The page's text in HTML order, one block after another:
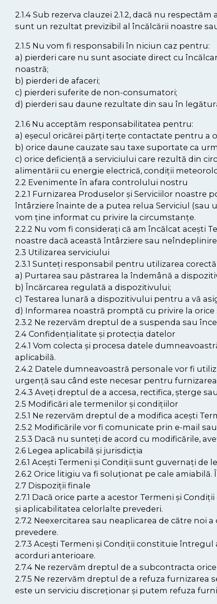
2.1.4 Sub rezerva clauzei 2.1.2, dacă nu
sunt un rezultat previzibil al încălcării noastre
2.1.5 Nu vom fi responsabili în niciun caz pentru:
a) pierderi care nu sunt asociate direct cu
noastră;
b) pierderi de afaceri;
c) pierderi suferite de non-consumatori;
d) pierderi sau daune rezultate din sau în
2.1.6 Nu acceptăm responsabilitatea pentru:
a) eșecul oricărei părți terțe contactate pentru a
b) orice daune cauzate sau taxe suportate ca
c) orice deficiență a serviciului care rezultă din
alimentării cu energie electrică, condiții
2.2 Evenimente în afara controlului nostru
2.2.1 Furnizarea Produselor și Serviciilor
întârziere înainte de a putea relua Serviciul (sau
vom ține informat cu privire la circumstanțe.
2.2.2 Nu vom fi considerați că am încălcat
noastre dacă această întârziere sau
2.3 Utilizarea serviciului
2.3.1 Sunteți responsabil pentru utilizarea
a) Purtarea sau păstrarea la îndemână a
b) Încărcarea regulată a dispozitivului;
c) Testarea lunară a dispozitivului pentru a vă
d) Informarea noastră promptă cu privire la
2.3.2 Ne rezervăm dreptul de a suspenda sau
2.4 Confidențialitate și protecția datelor
2.4.1 Vom colecta și procesa datele
aplicabilă.
2.4.2 Datele dumneavoastră personale vor fi
urgență sau când este necesar pentru
2.4.3 Aveți dreptul de a accesa, rectifica, șterge
2.5 Modificări ale termenilor și condițiilor
2.5.1 Ne rezervăm dreptul de a modifica acești
2.5.2 Modificările vor fi comunicate prin e-mail
2.5.3 Dacă nu sunteți de acord cu modificările,
2.6 Legea aplicabilă și jurisdicția
2.6.1 Acești Termeni și Condiții sunt guvernați de
2.6.2 Orice litigiu va fi soluționat pe cale
2.7 Dispoziții finale
2.7.1 Dacă orice parte a acestor Termeni și
și aplicabilitatea celorlalte prevederi.
2.7.2 Neexercitarea sau neaplicarea de către
prevedere.
2.7.3 Acești Termeni și Condiții constituie
acorduri anterioare.
2.7.4 Ne rezervăm dreptul de a subcontracta
2.7.5 Ne rezervăm dreptul de a refuza
este un serviciu discreționar și putem refuza